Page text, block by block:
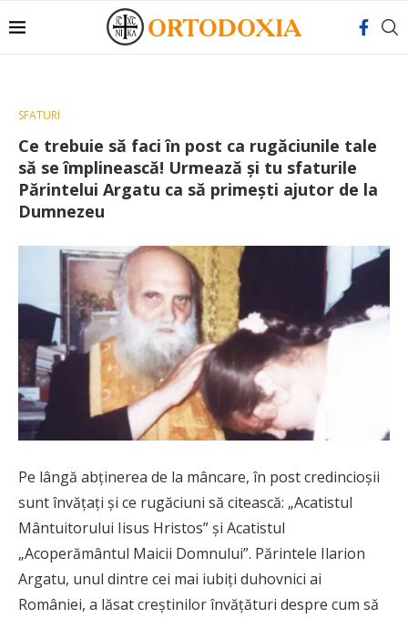
SFATURI
Ce trebuie să faci în post ca rugăciunile tale
să se împlinească! Urmează și tu sfaturile
Părintelui Argatu ca să primești ajutor de la
Dumnezeu
Pe lângă abţinerea de la mâncare, în post credincioşii
sunt învăţaţi şi ce rugăciuni să citească: „Acatistul
Mântuitorului Iisus Hristos” şi Acatistul
„Acoperământul Maicii Domnului”. Părintele Ilarion
Argatu, unul dintre cei mai iubiţi duhovnici ai
României, a lăsat creştinilor învăţături despre cum să